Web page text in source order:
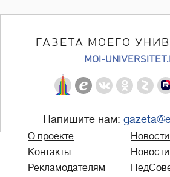
ГАЗЕТА МОЕГО
MOI-
Напишите нам:
О проекте
Контакты
Рекламодателям